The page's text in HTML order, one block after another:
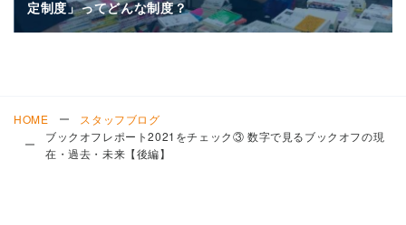
定制度」ってどんな制度？
HOME
スタッフブログ
ブックオフレポート2021をチェック③ 数字で見るブックオフの現
在・過去・未来【後編】